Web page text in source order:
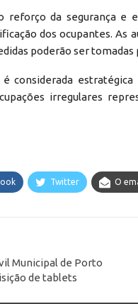
reforço da segurança
dos ocupantes. As
poderão ser
considerada
irregulares
Twitter O
Municipal de Porto
de tablets